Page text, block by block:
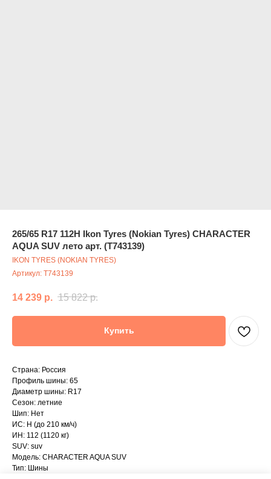
265/65 R17 112H Ikon Tyres (Nokian Tyres) CHARACTER
AQUA SUV лето арт. (T743139)
IKON TYRES (NOKIAN TYRES)
Артикул: T743139
14 239 р. 15 822 р.
Купить
Страна: Россия
Профиль шины: 65
Диаметр шины: R17
Сезон: летние
Шип: Нет
ИС: H (до 210 км/ч)
ИН: 112 (1120 кг)
SUV: suv
Модель: CHARACTER AQUA SUV
Тип: Шины